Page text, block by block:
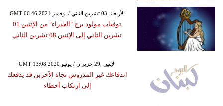
GMT 06:46 2021 الأربعاء ,03 تشرين الثاني / نوفمبر
توقعات مولود برج "العذراء" من الإثنين 01
تشرين الثاني إلى الإثنين 08 تشرين الثاني
GMT 13:08 2020 الإثنين ,29 حزيران / يونيو
اندفاعك غير المدروس تجاه الآخرين قد يدفعك
إلى ارتكاب أخطاء